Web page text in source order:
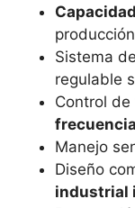
Sistema de
regulable
Control
frecuencia
Manejo
Diseño
industrial